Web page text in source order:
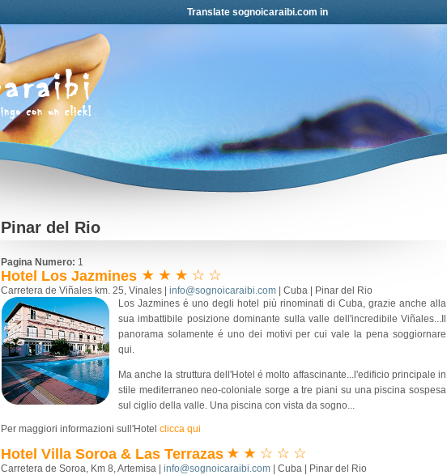
Translate sognoicaraibi.com in
Pinar del Rio
Pagina Numero: 1
Hotel Los Jazmines
Carretera de Viñales km. 25, Vinales | info@sognoicaraibi.com | Cuba | Pinar del Rio
Los Jazmines é uno degli hotel più rinominati di Cuba, grazie anche alla
sua imbattibile posizione dominante sulla valle dell'incredibile Viñales...Il
panorama solamente é uno dei motivi per cui vale la pena soggiornare
qui.
Ma anche la struttura dell'Hotel é molto affascinante...l'edificio principale in
stile mediterraneo neo-coloniale sorge a tre piani su una piscina sospesa
sul ciglio della valle. Una piscina con vista da sogno...
Per maggiori informazioni sull'Hotel clicca qui
Hotel Villa Soroa & Las Terrazas
Carretera de Soroa, Km 8, Artemisa | info@sognoicaraibi.com | Cuba | Pinar del Rio